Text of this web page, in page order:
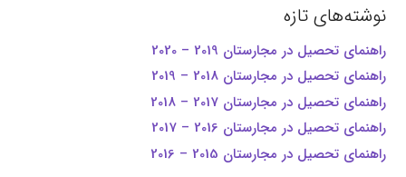
نوشته‌های تازه
راهنمای تحصیل در مجارستان 2019 – 2020
راهنمای تحصیل در مجارستان 2018 – 2019
راهنمای تحصیل در مجارستان 2017 – 2018
راهنمای تحصیل در مجارستان 2016 – 2017
راهنمای تحصیل در مجارستان 2015 – 2016